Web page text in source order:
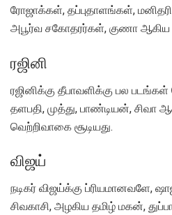
ரோஜாக்கள், தப்புதாளங்கள்,
அபூர்வ சகோதரர்கள், குணா
ரஜினி
ரஜினிக்கு தீபாவளிக்கு பல படங்கள்
தளபதி, முத்து, பாண்டியன், சிவா
வெற்றிவாகை சூடியது.
விஜய்
நடிகர் விஜய்க்கு ப்ரியமானவளே,
சிவகாசி, அழகிய தமிழ் மகன்,